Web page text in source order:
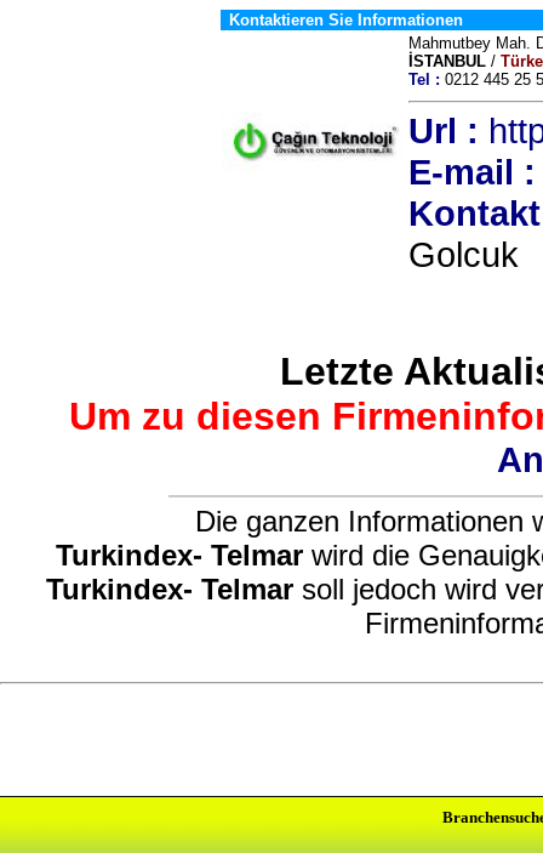
Kontaktieren Sie Informationen
Mahmutbey Mah.
İSTANBUL /
Tel : 0212 445
Url :
E-mail :
Letzte
Um zu diesen
Die ganzen Informationen
Turkindex- Telmar wird die
Turkindex- Telmar soll jedoch wird